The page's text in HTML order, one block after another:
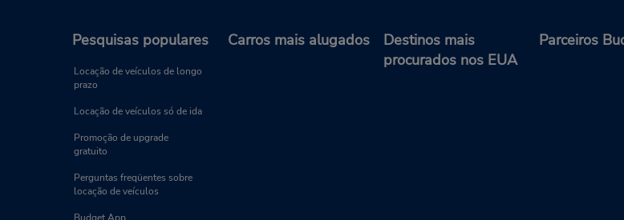
Pesquisas populares
Locação de veículos de longo
prazo
Locação de veículos só de ida
Promoção de upgrade
gratuito
Perguntas freqüentes sobre
locação de veículos
Carros mais alugados
Destinos mais
procurados nos EUA
Parceiros